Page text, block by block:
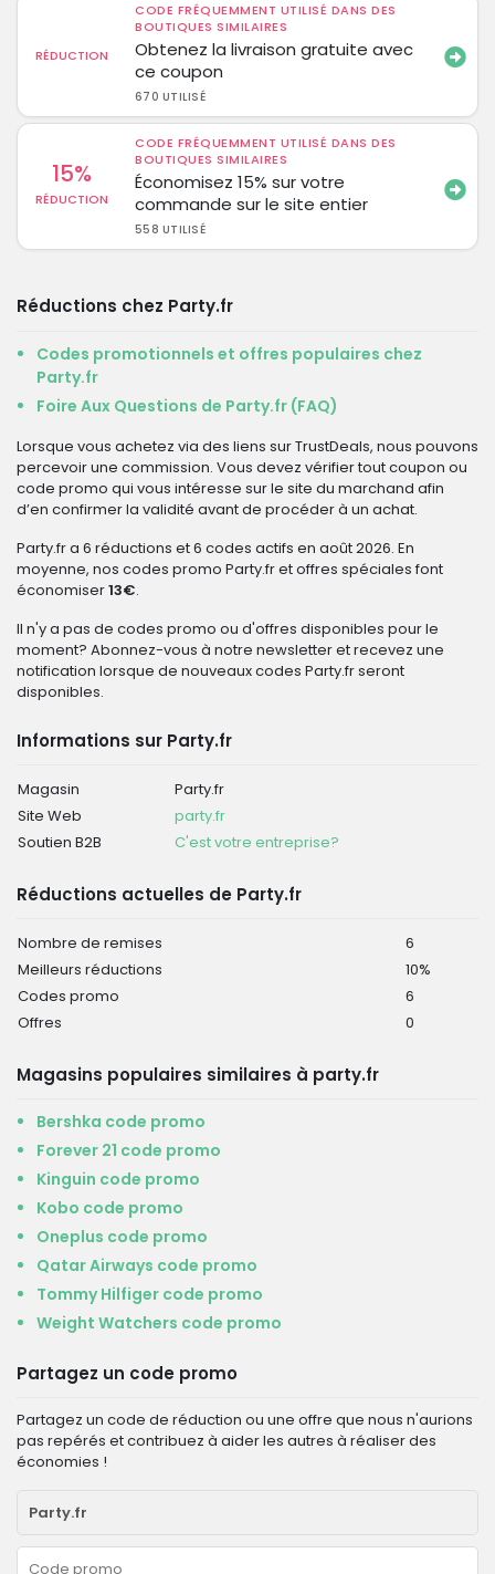
RÉDUCTION
CODE FRÉQUEMMENT UTILISÉ DANS DES
BOUTIQUES SIMILAIRES
Obtenez la livraison gratuite avec
ce coupon
670 UTILISÉ
15%
RÉDUCTION
CODE FRÉQUEMMENT UTILISÉ DANS DES
BOUTIQUES SIMILAIRES
Économisez 15% sur votre
commande sur le site entier
558 UTILISÉ
Réductions chez Party.fr
Codes promotionnels et offres populaires chez
Party.fr
Foire Aux Questions de Party.fr (FAQ)
Lorsque vous achetez via des liens sur TrustDeals, nous pouvons
percevoir une commission. Vous devez vérifier tout coupon ou
code promo qui vous intéresse sur le site du marchand afin
d’en confirmer la validité avant de procéder à un achat.
Party.fr a 6 réductions et 6 codes actifs en août 2026. En
moyenne, nos codes promo Party.fr et offres spéciales font
économiser13€.
Il n'y a pas de codes promo ou d'offres disponibles pour le
moment? Abonnez-vous à notre newsletter et recevez une
notification lorsque de nouveaux codes Party.fr seront
disponibles.
Informations sur Party.fr
Magasin
Party.fr
Site Web
party.fr
Soutien B2B
C'est votre entreprise?
Réductions actuelles de Party.fr
Nombre de remises
6
Meilleurs réductions
10%
Codes promo
6
Offres
0
Magasins populaires similaires à party.fr
Bershka code promo
Forever 21 code promo
Kinguin code promo
Kobo code promo
Oneplus code promo
Qatar Airways code promo
Tommy Hilfiger code promo
Weight Watchers code promo
Partagez un code promo
Partagez un code de réduction ou une offre que nous n'aurions
pas repérés et contribuez à aider les autres à réaliser des
économies !